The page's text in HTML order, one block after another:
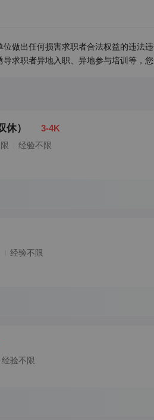
位做出任何损害求职者合法权益的违法
导求职者异地入职、异地参与培训等，
） 3-4K
经验不限
经验不限
经验不限